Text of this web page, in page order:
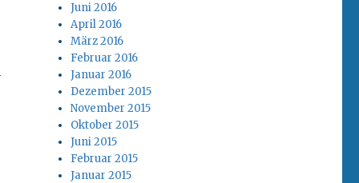
Juni 2016
April 2016
März 2016
Februar 2016
Januar 2016
Dezember 2015
November 2015
Oktober 2015
Juni 2015
Februar 2015
Januar 2015